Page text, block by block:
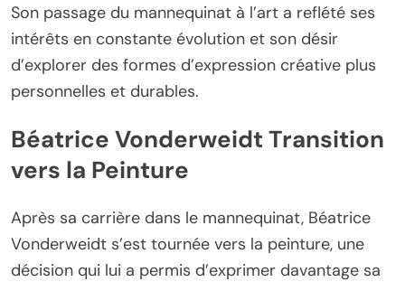
Son passage du mannequinat à l’art a reflété ses
intérêts en constante évolution et son désir
d’explorer des formes d’expression créative plus
personnelles et durables.
Béatrice Vonderweidt Transition
vers la Peinture
Après sa carrière dans le mannequinat, Béatrice
Vonderweidt s’est tournée vers la peinture, une
décision qui lui a permis d’exprimer davantage sa